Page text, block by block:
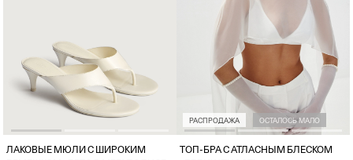
ЛАКОВЫЕ МЮЛИ С ШИРОКИМ
РАСПРОДАЖА ОСТАЛОСЬ МАЛО
ТОП-БРА С АТЛАСНЫМ БЛЕСКОМ